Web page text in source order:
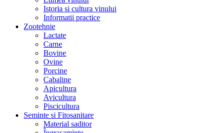
Istoria si cultura vinului
Informatii practice
Zootehnie
Lactate
Carne
Bovine
Ovine
Porcine
Cabaline
Apicultura
Avicultura
Piscicultura
Seminte si Fitosanitare
Material saditor